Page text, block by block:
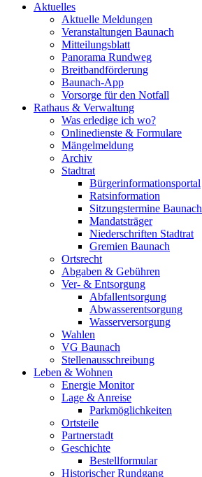
Aktuelles
Aktuelle Meldungen
Veranstaltungen Baunach
Mitteilungsblatt
Panorama Rundweg
Breitbandförderung
Baunach-App
Vorsorge für den Notfall
Rathaus & Verwaltung
Was erledige ich wo?
Onlinedienste & Formulare
Mängelmeldung
Archiv
Stadtrat
Bürgerinformationsportal
Ratsinformation
Sitzungstermine Baunach
Mandatsträger
Niederschriften Stadtrat
Gremien Baunach
Ortsrecht
Abgaben & Gebühren
Ver- & Entsorgung
Abfallentsorgung
Abwasserentsorgung
Wasserversorgung
Wahlen
VG Baunach
Stellenausschreibung
Leben & Wohnen
Energie Monitor
Lage & Anreise
Parkmöglichkeiten
Ortsteile
Partnerstadt
Geschichte
Bestellformular
Historischer Rundgang